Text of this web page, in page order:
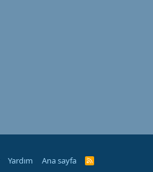
Yardım Ana sayfa
R